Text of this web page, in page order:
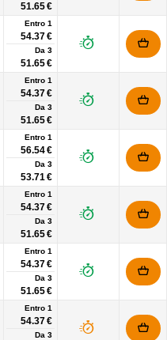
51.65 €
Entro 1
54.37 €
Da 3
51.65 €
Entro 1
54.37 €
Da 3
51.65 €
Entro 1
56.54 €
Da 3
53.71 €
Entro 1
54.37 €
Da 3
51.65 €
Entro 1
54.37 €
Da 3
51.65 €
Entro 1
54.37 €
Da 3